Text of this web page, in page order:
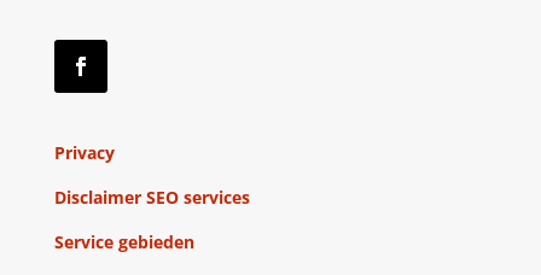
Privacy
Disclaimer SEO services
Service gebieden